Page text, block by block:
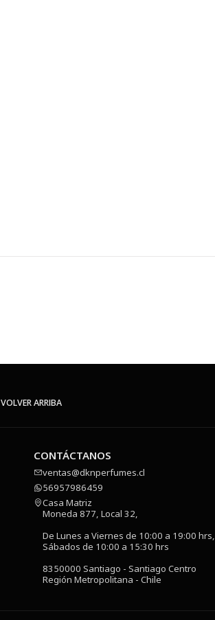
VOLVER ARRIBA
CONTÁCTANOS
ventas@dknperfumes.cl
56957986459
Casa Matriz
Moneda 877, Local 32,
De Lunes a Viernes de 10:00 a 19:00 hrs,
Sábados de 10:00 a 15:30 hrs
8350000 Santiago - Santiago Centro
Región Metropolitana - Chile